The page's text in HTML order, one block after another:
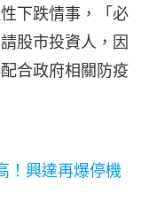
下跌情事，「必
股市投資人，因
合政府相關防疫
！興達再爆停機